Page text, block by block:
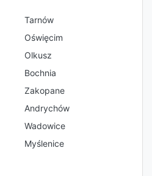
Tarnów
Oświęcim
Olkusz
Bochnia
Zakopane
Andrychów
Wadowice
Myślenice